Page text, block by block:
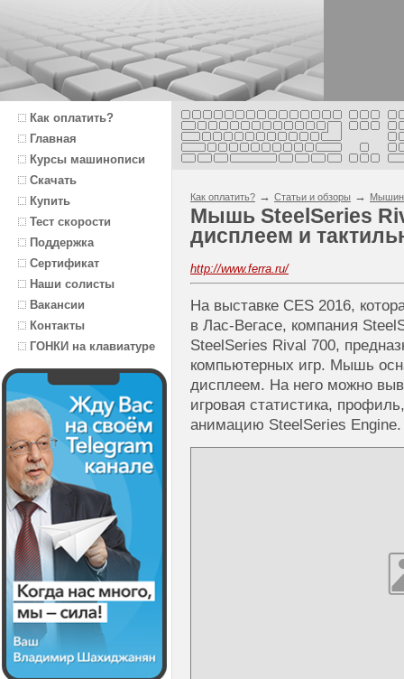
Как оплатить?
Главная
Курсы машинописи
Скачать
Купить
Тест скорости
Поддержка
Сертификат
Наши солисты
Вакансии
Контакты
ГОНКИ на клавиатуре
Как оплатить? → Статьи и обзоры →
Мышь SteelSeries
дисплеем и
http://www.ferra.ru/
На выставке CES 2016,
в Лас-Вегасе, компания
SteelSeries Rival 700,
компьютерных игр. Мышь
дисплеем. На него можно
игровая статистика,
анимацию SteelSeries Engine.